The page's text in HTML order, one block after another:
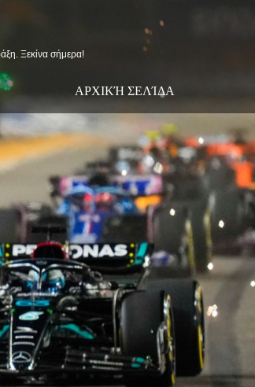
Ξεκίνα σήμερα!
ΑΡΧΙΚΉ ΣΕΛΊΔΑ